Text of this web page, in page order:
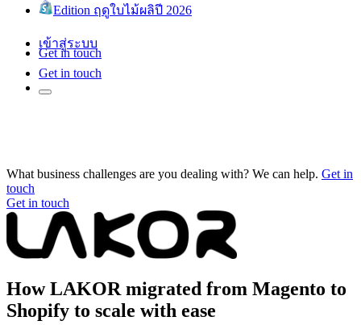
Edition ฤดูใบไม้ผลิปี 2026
เข้าสู่ระบบ
Get in touch
Get in touch
What business challenges are you dealing with? We can help. Get in
touch
Get in touch
How LAKOR migrated from Magento to
Shopify to scale with ease